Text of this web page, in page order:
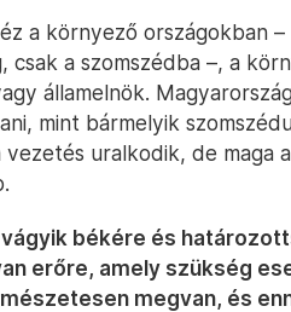
a környező országokban
csak a szomszédba –, a
államelnök.
mint bármelyik
vezetés uralkodik, de maga
békére és
erőre, amely szükség
megvan, és